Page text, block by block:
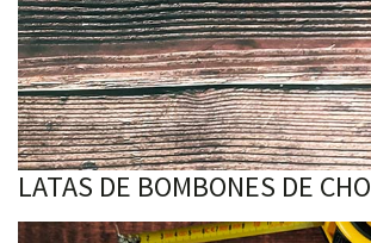
LATAS DE BOMBONES DE